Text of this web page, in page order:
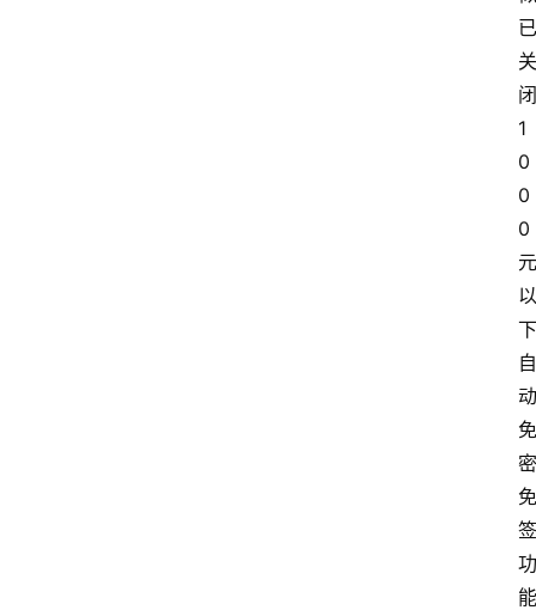
已
关
闭
1
0
0
0
元
以
下
自
动
免
密
免
签
功
能